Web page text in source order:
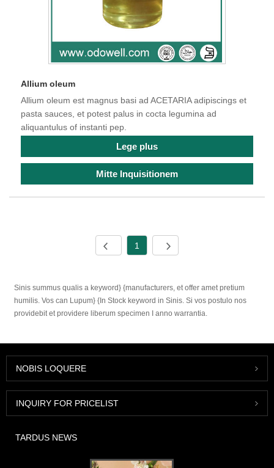
Allium oleum
Allium oleum est magnus basi ad ACETARIA adipiscings et
pasta sauces, et potest palus in cocta legumina ad
aliquantulus of instanti pep.
Lege plus
Mitte Inquisitionem
1
Sinis summus qualis a keyword} {manufacturers, et offer amet pretium
humilis. Vos can Lupum} {In Stock keyword in Sinis. Si vos postulo nos
providebit et providere liberum specimen I anno warrantia.
NOBIS LOQUERE
INQUIRY FOR PRICELIST
TARDUS NEWS